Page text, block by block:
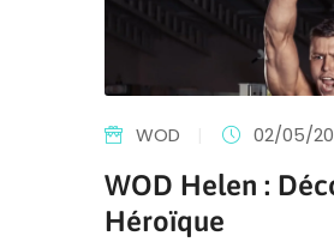
WOD 02/05/
WOD Helen :
Héroïque